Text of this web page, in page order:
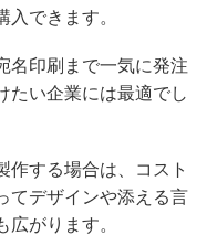
できます。
印刷まで一気に発注
たい企業には最適でし
する場合は、コスト
てデザインや添える言
がります。